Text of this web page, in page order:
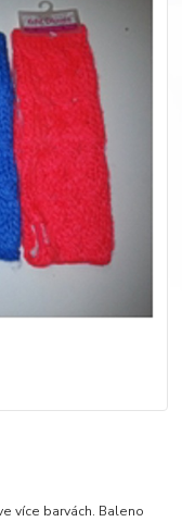
více barvách. Baleno